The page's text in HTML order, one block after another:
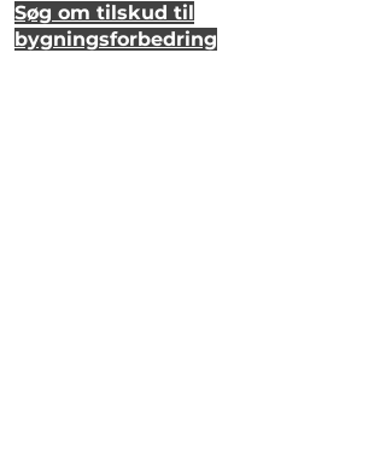
Søg om tilskud til
bygningsforbedring